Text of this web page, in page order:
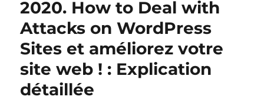
2020. How to Deal with
Attacks on WordPress
Sites et améliorez votre
site web ! : Explication
détaillée